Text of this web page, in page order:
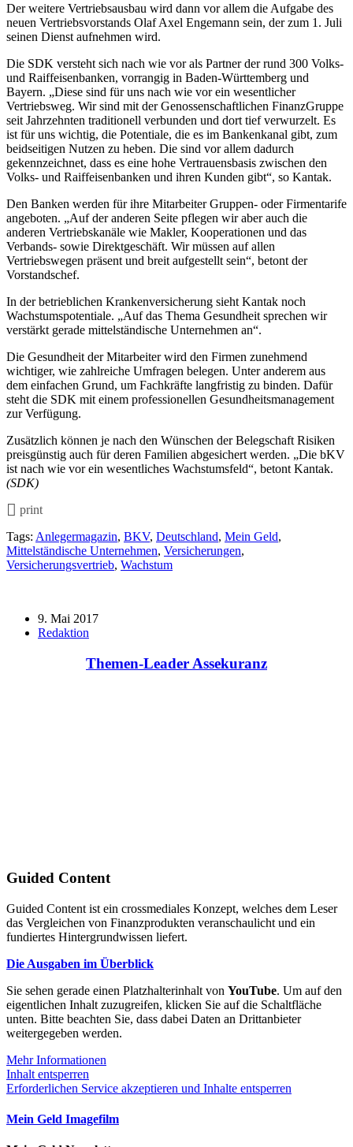
Der weitere Vertriebsausbau wird dann vor allem die Aufgabe des
neuen Vertriebsvorstands Olaf Axel Engemann sein, der zum 1. Juli
seinen Dienst aufnehmen wird.
Die SDK versteht sich nach wie vor als Partner der rund 300 Volks-
und Raiffeisenbanken, vorrangig in Baden-Württemberg und
Bayern. „Diese sind für uns nach wie vor ein wesentlicher
Vertriebsweg. Wir sind mit der Genossenschaftlichen FinanzGruppe
seit Jahrzehnten traditionell verbunden und dort tief verwurzelt. Es
ist für uns wichtig, die Potentiale, die es im Bankenkanal gibt, zum
beidseitigen Nutzen zu heben. Die sind vor allem dadurch
gekennzeichnet, dass es eine hohe Vertrauensbasis zwischen den
Volks- und Raiffeisenbanken und ihren Kunden gibt“, so Kantak.
Den Banken werden für ihre Mitarbeiter Gruppen- oder Firmentarife
angeboten. „Auf der anderen Seite pflegen wir aber auch die
anderen Vertriebskanäle wie Makler, Kooperationen und das
Verbands- sowie Direktgeschäft. Wir müssen auf allen
Vertriebswegen präsent und breit aufgestellt sein“, betont der
Vorstandschef.
In der betrieblichen Krankenversicherung sieht Kantak noch
Wachstumspotentiale. „Auf das Thema Gesundheit sprechen wir
verstärkt gerade mittelständische Unternehmen an“.
Die Gesundheit der Mitarbeiter wird den Firmen zunehmend
wichtiger, wie zahlreiche Umfragen belegen. Unter anderem aus
dem einfachen Grund, um Fachkräfte langfristig zu binden. Dafür
steht die SDK mit einem professionellen Gesundheitsmanagement
zur Verfügung.
Zusätzlich können je nach den Wünschen der Belegschaft Risiken
preisgünstig auch für deren Familien abgesichert werden. „Die bKV
ist nach wie vor ein wesentliches Wachstumsfeld“, betont Kantak.
(SDK)
print
Tags: Anlegermagazin, BKV, Deutschland, Mein Geld,
Mittelständische Unternehmen, Versicherungen,
Versicherungsvertrieb, Wachstum
9. Mai 2017
Redaktion
Themen-Leader Assekuranz
Guided Content
Guided Content ist ein crossmediales Konzept, welches dem Leser
das Vergleichen von Finanzprodukten veranschaulicht und ein
fundiertes Hintergrundwissen liefert.
Die Ausgaben im Überblick
Sie sehen gerade einen Platzhalterinhalt von YouTube. Um auf den
eigentlichen Inhalt zuzugreifen, klicken Sie auf die Schaltfläche
unten. Bitte beachten Sie, dass dabei Daten an Drittanbieter
weitergegeben werden.
Mehr Informationen
Inhalt entsperren
Erforderlichen Service akzeptieren und Inhalte entsperren
Mein Geld Imagefilm